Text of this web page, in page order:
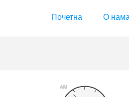
Почетна О нама
AM